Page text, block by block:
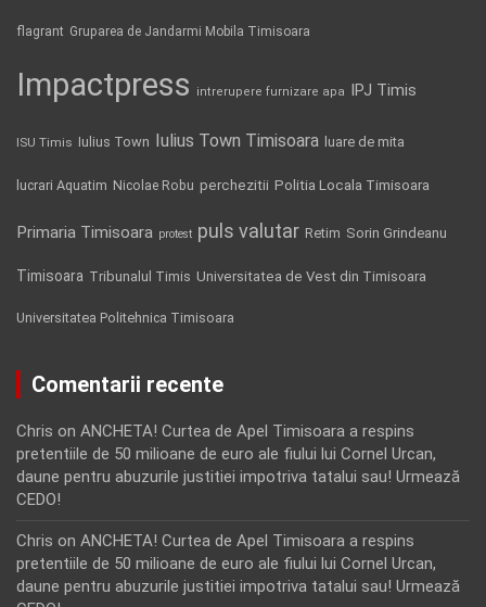
flagrant Gruparea de Jandarmi Mobila Timisoara
Impactpress intrerupere furnizare apa IPJ Timis
ISU Timis Iulius Town Iulius Town Timisoara luare de mita
lucrari Aquatim Nicolae Robu perchezitii Politia Locala Timisoara
Primaria Timisoara protest puls valutar Retim Sorin Grindeanu
Timisoara Tribunalul Timis Universitatea de Vest din Timisoara
Universitatea Politehnica Timisoara
Comentarii recente
Chris on ANCHETA! Curtea de Apel Timisoara a respins
pretentiile de 50 milioane de euro ale fiului lui Cornel Urcan,
daune pentru abuzurile justitiei impotriva tatalui sau! Urmează
CEDO!
Chris on ANCHETA! Curtea de Apel Timisoara a respins
pretentiile de 50 milioane de euro ale fiului lui Cornel Urcan,
daune pentru abuzurile justitiei impotriva tatalui sau! Urmează